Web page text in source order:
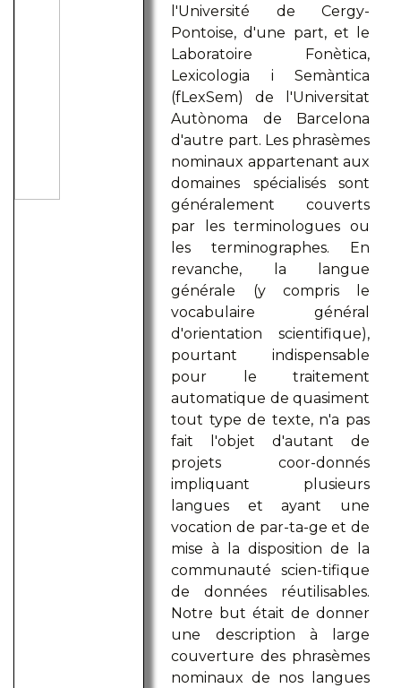
l'Université de Cergy-
Pontoise, d'une part, et le
Laboratoire Fonètica,
Lexicologia i Semàntica
(fLexSem) de l'Universitat
Autònoma de Barcelona
d'autre part. Les phrasèmes
nominaux appartenant aux
domaines spécialisés sont
généralement couverts
par les terminologues ou
les terminographes. En
revanche, la langue
générale (y compris le
vocabulaire général
d'orientation scientifique),
pourtant indispensable
pour le traitement
automatique de quasiment
tout type de texte, n'a pas
fait l'objet d'autant de
projets coor-donnés
impliquant plusieurs
langues et ayant une
vocation de par-ta-ge et de
mise à la disposition de la
communauté scien-tifique
de données réutilisables.
Notre but était de donner
une description à large
couverture des phrasèmes
nominaux de nos langues